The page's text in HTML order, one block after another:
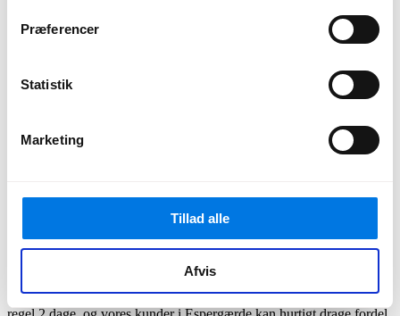
Præferencer
Statistik
Marketing
Tillad alle
Afvis
Med den rette viden kan beboere i Espergærde gøre en informeret
beslutning og drage fordel af de mange fordele ved varmepumper.
Ud fra feedback fra lokale i Espergærde har mange bemærket
Varmepumpe installatør i Espergærde
Er du bosat i Espergærde og overvejer en varmepumpe? Hos Amalo
indtaste din adresse i Espergærde, og vupti, så er du i gang.
varmepumper for indbyggere i Espergærde. Installationen tager som